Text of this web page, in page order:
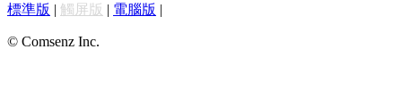
標準版 | 觸屏版 | 電腦版 |
© Comsenz Inc.